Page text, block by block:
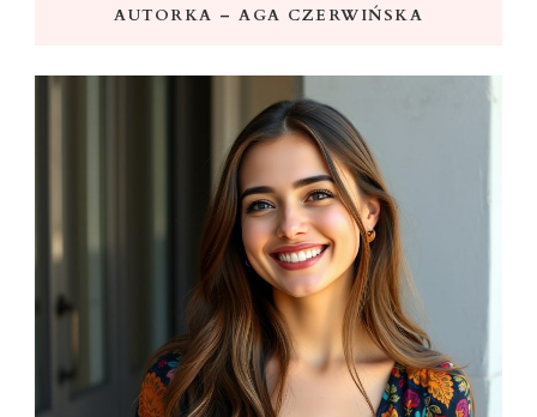
AUTORKA – AGA CZERWIŃSKA